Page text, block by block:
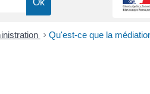
> Qu'est-ce que la